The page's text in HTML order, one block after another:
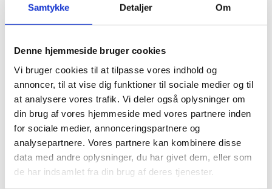
Samtykke Detaljer Om
Denne hjemmeside bruger cookies
Vi bruger cookies til at tilpasse vores indhold og
annoncer, til at vise dig funktioner til sociale medier og til
at analysere vores trafik. Vi deler også oplysninger om
din brug af vores hjemmeside med vores partnere inden
for sociale medier, annonceringspartnere og
analysepartnere. Vores partnere kan kombinere disse
data med andre oplysninger, du har givet dem, eller som
de har indsamlet fra din brug af deres tjenester.
gang med et fuldtidsstudie.
Der må bo 1 person i de et-
værelsesboliger og 2 personer i de
to-værelsesboliger
Ved underskrift af lejekontrakt
betales første måneds husleje inkl.
vand og varme samt 3 md.
depositum og 1 md. forudbetalt leje
(ekskl. aconto vand og varme)